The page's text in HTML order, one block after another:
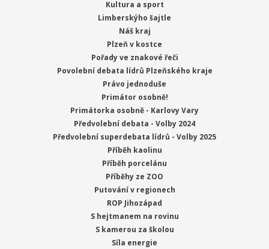
Kultura a sport
Limberskýho šajtle
Náš kraj
Plzeň v kostce
Pořady ve znakové řeči
Povolební debata lídrů Plzeňského kraje
Právo jednoduše
Primátor osobně!
Primátorka osobně - Karlovy Vary
Předvolební debata - Volby 2024
Předvolební superdebata lídrů - Volby 2025
Příběh kaolinu
Příběh porcelánu
Příběhy ze ZOO
Putování v regionech
ROP Jihozápad
S hejtmanem na rovinu
S kamerou za školou
Síla energie